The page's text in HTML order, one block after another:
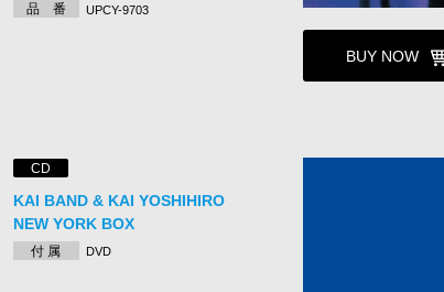
品 番 UPCY-9703
BUY NOW
CD
KAI BAND & KAI YOSHIHIRO
NEW YORK BOX
付 属 DVD